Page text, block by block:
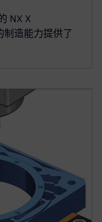
NX X
造能力提供了